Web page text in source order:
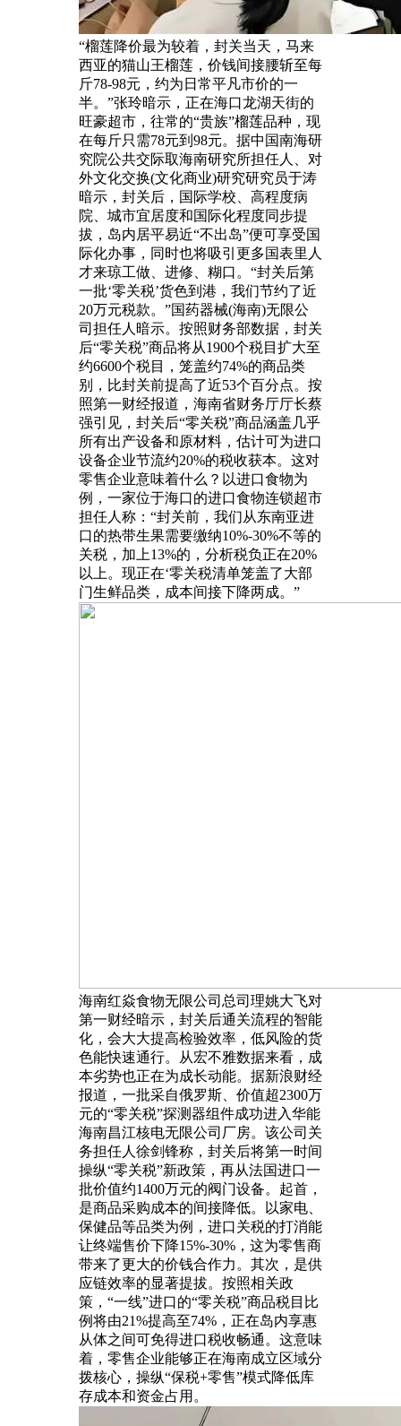
“榴莲降价最为较着，封关当天，马来
西亚的猫山王榴莲，价钱间接腰斩至每
斤78-98元，约为日常平凡市价的一
半。”张玲暗示，正在海口龙湖天街的
旺豪超市，往常的“贵族”榴莲品种，现
在每斤只需78元到98元。据中国南海研
究院公共交际取海南研究所担任人、对
外文化交换(文化商业)研究研究员于涛
暗示，封关后，国际学校、高程度病
院、城市宜居度和国际化程度同步提
拔，岛内居平易近“不出岛”便可享受国
际化办事，同时也将吸引更多国表里人
才来琼工做、进修、糊口。“封关后第
一批‘零关税’货色到港，我们节约了近
20万元税款。”国药器械(海南)无限公
司担任人暗示。按照财务部数据，封关
后“零关税”商品将从1900个税目扩大至
约6600个税目，笼盖约74%的商品类
别，比封关前提高了近53个百分点。按
照第一财经报道，海南省财务厅厅长蔡
强引见，封关后“零关税”商品涵盖几乎
所有出产设备和原材料，估计可为进口
设备企业节流约20%的税收获本。这对
零售企业意味着什么？以进口食物为
例，一家位于海口的进口食物连锁超市
担任人称：“封关前，我们从东南亚进
口的热带生果需要缴纳10%-30%不等的
关税，加上13%的，分析税负正在20%
以上。现正在‘零关税清单笼盖了大部
门生鲜品类，成本间接下降两成。”
海南红焱食物无限公司总司理姚大飞对
第一财经暗示，封关后通关流程的智能
化，会大大提高检验效率，低风险的货
色能快速通行。从宏不雅数据来看，成
本劣势也正在为成长动能。据新浪财经
报道，一批采自俄罗斯、价值超2300万
元的“零关税”探测器组件成功进入华能
海南昌江核电无限公司厂房。该公司关
务担任人徐剑锋称，封关后将第一时间
操纵“零关税”新政策，再从法国进口一
批价值约1400万元的阀门设备。起首，
是商品采购成本的间接降低。以家电、
保健品等品类为例，进口关税的打消能
让终端售价下降15%-30%，这为零售商
带来了更大的价钱合作力。其次，是供
应链效率的显著提拔。按照相关政
策，“一线”进口的“零关税”商品税目比
例将由21%提高至74%，正在岛内享惠
从体之间可免得进口税收畅通。这意味
着，零售企业能够正在海南成立区域分
拨核心，操纵“保税+零售”模式降低库
存成本和资金占用。